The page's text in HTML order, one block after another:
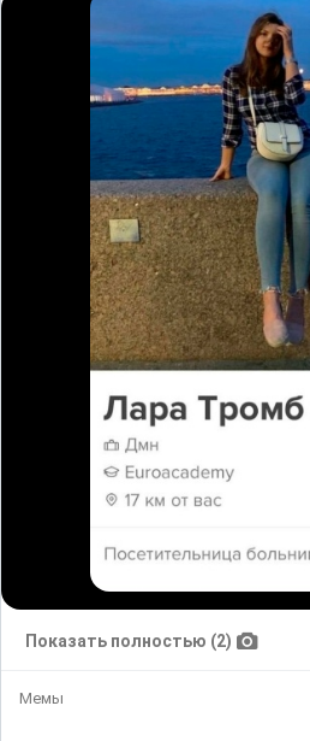
Показать полностью (2)
Мемы